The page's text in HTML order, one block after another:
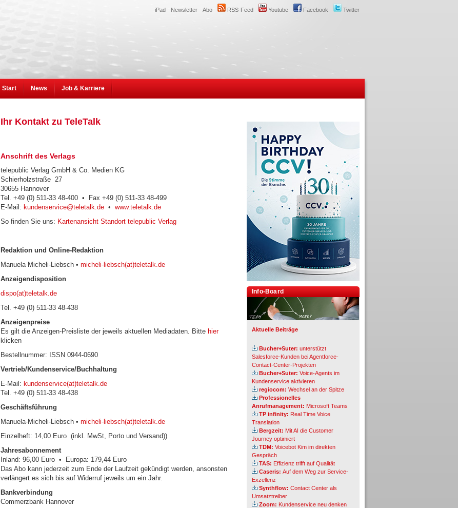
Twitter
Facebook
Youtube
RSS-Feed
Abo
Newsletter
iPad
Start News Job & Karriere
Ihr Kontakt zu TeleTalk
Anschrift des Verlags
telepublic Verlag GmbH & Co. Medien KG
Schierholzstraße 27
30655 Hannover
Tel. +49 (0) 511-33 48-400 • Fax +49 (0) 511-33 48-499
E-Mail: kundenservice@teletalk.de • www.teletalk.de
So finden Sie uns: Kartenansicht Standort telepublic Verlag
Redaktion und Online-Redaktion
Manuela Micheli-Liebsch • micheli-liebsch(at)teletalk.de
Anzeigendisposition
dispo(at)teletalk.de
Tel. +49 (0) 511-33 48-438
Anzeigenpreise
Es gilt die Anzeigen-Preisliste der jeweils aktuellen Mediadaten. Bitte hier
klicken
Bestellnummer: ISSN 0944-0690
Vertrieb/Kundenservice/Buchhaltung
E-Mail: kundenservice(at)teletalk.de
Tel. +49 (0) 511-33 48-438
Geschäftsführung
Manuela-Micheli-Liebsch • micheli-liebsch(at)teletalk.de
Einzelheft: 14,00 Euro (inkl. MwSt, Porto und Versand))
Jahresabonnement
Inland: 96,00 Euro • Europa: 179,44 Euro
Das Abo kann jederzeit zum Ende der Laufzeit gekündigt werden, ansonsten
verlängert es sich bis auf Widerruf jeweils um ein Jahr.
Bankverbindung
Commerzbank Hannover
Info-Board
Aktuelle Beiträge
Bucher+Suter: unterstützt
Salesforce-Kunden bei Agentforce-
Contact-Center-Projekten
Bucher+Suter: Voice-Agents im
Kundenservice aktivieren
regiocom: Wechsel an der Spitze
Professionelles
Anrufmanagement: Microsoft Teams
TP infinity: Real Time Voice
Translation
Bergzeit: Mit AI die Customer
Journey optimiert
TDM: Voicebot Kim im direkten
Gespräch
TAS: Effizienz trifft auf Qualität
Caseris: Auf dem Weg zur Service-
Exzellenz
Synthflow: Contact Center als
Umsatztreiber
Zoom: Kundenservice neu denken